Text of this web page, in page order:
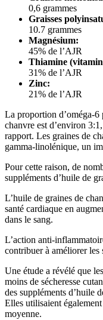
0,6 grammes
Graisses
10.7 grammes
Magnésium:
45% de l’AJR
Thiamine
31% de l’AJR
Zinc:
21% de l’AJR
La proportion d’oméga-6
chanvre est d’environ
rapport. Les graines de
gamma-linolénique, un
Pour cette raison, de
suppléments d’huile de
L’huile de graines de
santé cardiaque en
dans le sang.
L’action anti-
contribuer à améliorer les
Une étude a révélé que
moins de sécheresse
des suppléments d’huile
Elles utilisaient
moyenne.